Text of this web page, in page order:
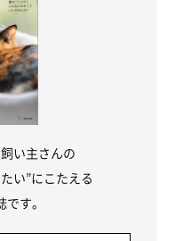
い主さんの
い”にこたえる
す。